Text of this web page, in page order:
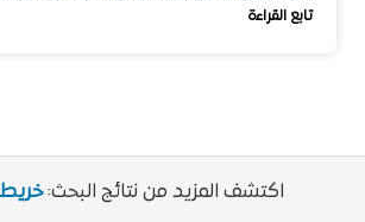
تابع القراءة
اكتشف المزيد من نتائج البحث: